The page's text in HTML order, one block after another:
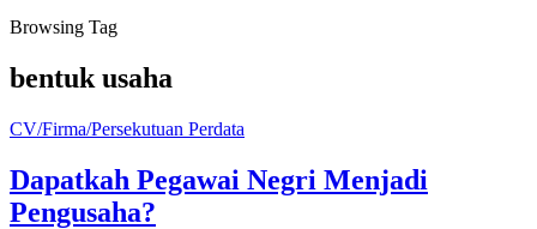
Browsing Tag
bentuk usaha
CV/Firma/Persekutuan Perdata
Dapatkah Pegawai Negri Menjadi
Pengusaha?